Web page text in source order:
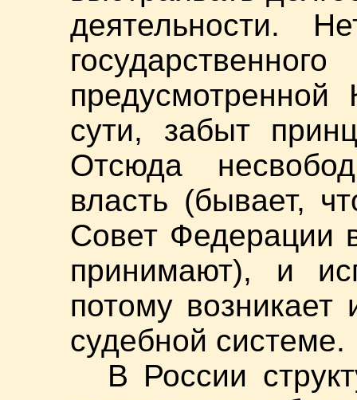
деятельности.
сути, забыт
Отсюда
власть (бывает,
Совет Федерации
принимают), и
потому
судебной системе.
В России